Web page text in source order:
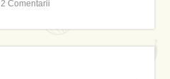
2 Comentarii